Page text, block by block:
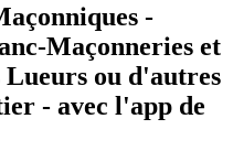
-
Maçonneries et
Lueurs ou d'autres
- avec l'app de